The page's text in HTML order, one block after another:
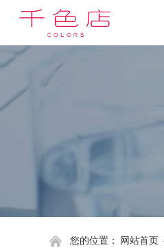
您的位置： 网站首页